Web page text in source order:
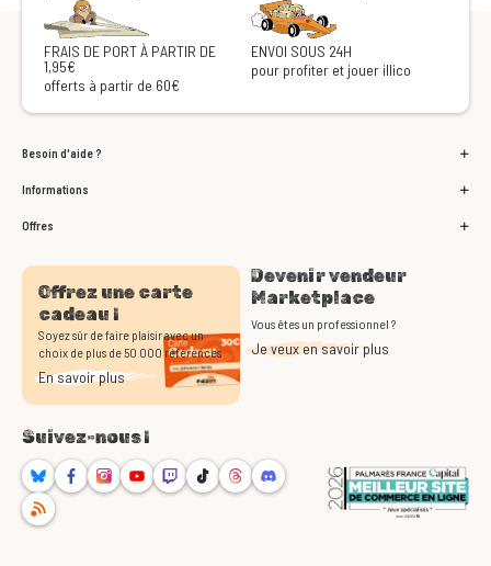
FRAIS DE PORT À PARTIR DE
1,95€
offerts à partir de 60€
ENVOI SOUS 24H
pour profiter et jouer illico
Besoin d'aide ?
Informations
Offres
Offrez une carte
cadeau !
Soyez sûr de faire plaisir avec un
choix de plus de 50 000 références
En savoir plus
Devenir vendeur
Marketplace
Vous êtes un professionnel ?
Je veux en savoir plus
Suivez-nous !
BlueskyFacebookInstagram
YoutubeTwitchTikTokThreadsDiscord
RSS